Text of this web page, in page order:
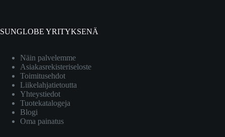
SUNGLOBE YRITYKSENÄ
Näin palvelemme
Asiakasrekisteriseloste
Toimitusehdot
Liikelahjatietoutta
Yhteystiedot
Tuotekatalogeja
Blogi
Oma painatus